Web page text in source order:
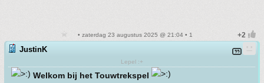
• zaterdag 23 augustus 2025 @ 21:04 • 1
JustinK
Lepel :+
Welkom bij het Touwtrekspel